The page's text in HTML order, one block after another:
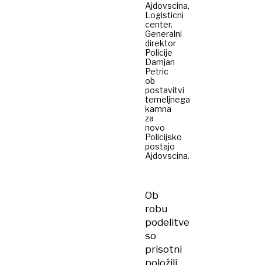
Ajdovscina,
Logisticni
center.
Generalni
direktor
Policije
Damjan
Petric
ob
postavitvi
temeljnega
kamna
za
novo
Policijsko
postajo
Ajdovscina.
Ob
robu
podelitve
so
prisotni
položili